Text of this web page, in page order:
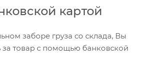
картой
заборе груза со склада, Вы
за товар с помощью банковской